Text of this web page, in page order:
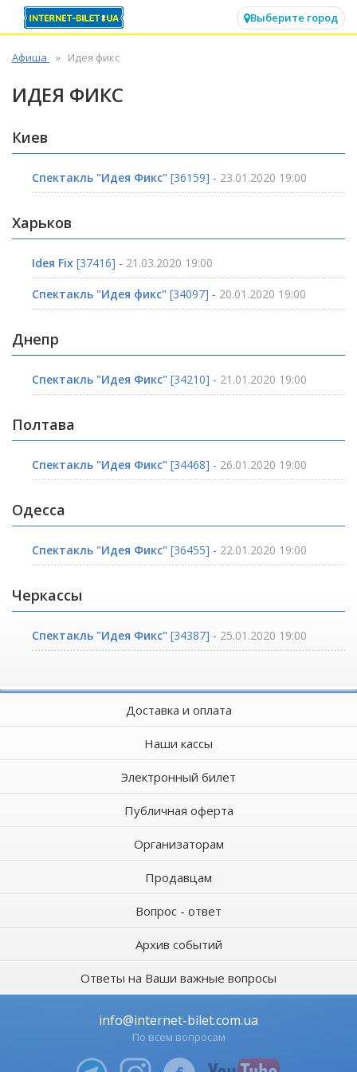
Выберите город
Афиша Идея фикс
ИДЕЯ ФИКС
Киев
Спектакль "Идея Фикс" [36159] - 23.01.2020 19:00
Харьков
Ideя Fix [37416] - 21.03.2020 19:00
Спектакль "Идея фикс" [34097] - 20.01.2020 19:00
Днепр
Спектакль "Идея Фикс" [34210] - 21.01.2020 19:00
Полтава
Спектакль "Идея Фикс" [34468] - 26.01.2020 19:00
Одесса
Спектакль "Идея Фикс" [36455] - 22.01.2020 19:00
Черкассы
Спектакль "Идея Фикс" [34387] - 25.01.2020 19:00
Доставка и оплата
Наши кассы
Электронный билет
Публичная оферта
Организаторам
Продавцам
Вопрос - ответ
Архив событий
Ответы на Ваши важные вопросы
info@internet-bilet.com.ua
По всем вопросам